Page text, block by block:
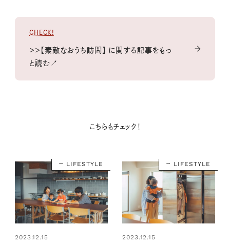
CHECK!
＞＞【素敵なおうち訪問】 に関する記事をもっ
と読む↗
こちらもチェック！
LIFESTYLE
2023.12.15
LIFESTYLE
2023.12.15